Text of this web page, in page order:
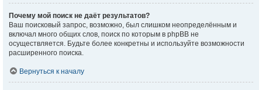
Почему мой поиск не даёт результатов?
Ваш поисковый запрос, возможно, был слишком неопределённым и
включал много общих слов, поиск по которым в phpBB не
осуществляется. Будьте более конкретны и используйте возможности
расширенного поиска.
Вернуться к началу